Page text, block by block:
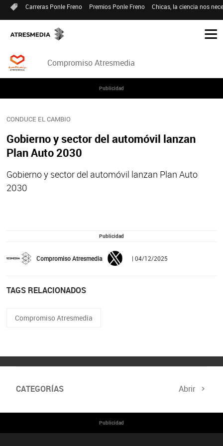
Carreras Ponle Freno Premios Ponle Freno Chicas, la ciencia nos
Compromiso Atresmedia
Publicidad
CONDUCE EL CAMBIO
Gobierno y sector del automóvil lanzan
Plan Auto 2030
Gobierno y sector del automóvil lanzan Plan Auto
2030
Publicidad
Compromiso Atresmedia | 04/12/2025
TAGS RELACIONADOS
Compromiso Atresmedia
CATEGORÍAS Abrir
Publicidad